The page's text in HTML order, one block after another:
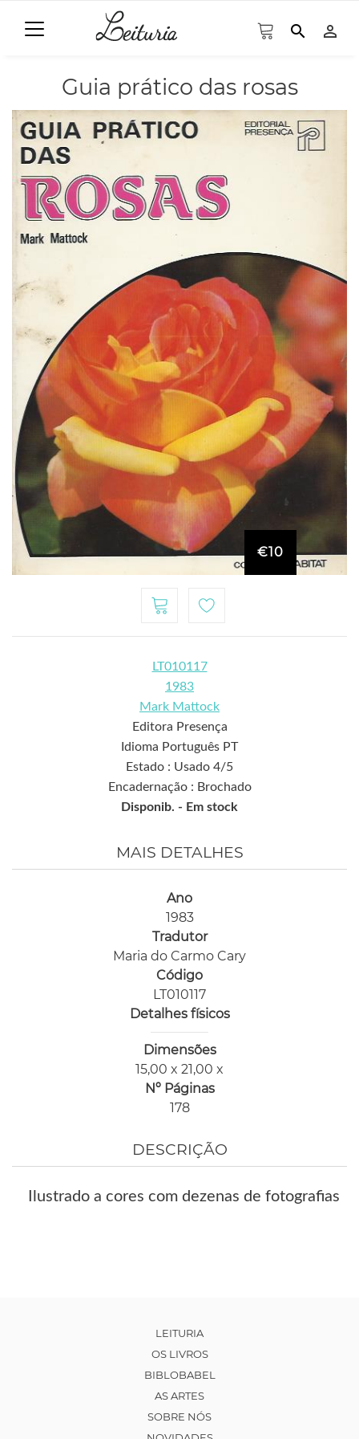
search person_outline
Guia prático das rosas
€10
LT010117
1983
Mark Mattock
Editora Presença
Idioma Português PT
Estado : Usado 4/5
Encadernação : Brochado
Disponib. - Em stock
MAIS DETALHES
Ano
1983
Tradutor
Maria do Carmo Cary
Código
LT010117
Detalhes físicos
Dimensões
15,00 x 21,00 x
Nº Páginas
178
DESCRIÇÃO
Ilustrado a cores com dezenas de fotografias
LEITURIA
OS LIVROS
BIBLOBABEL
AS ARTES
SOBRE NÓS